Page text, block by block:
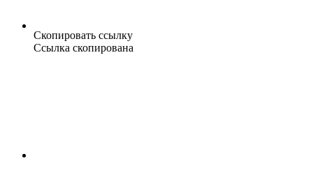
Скопировать ссылку
Ссылка скопирована